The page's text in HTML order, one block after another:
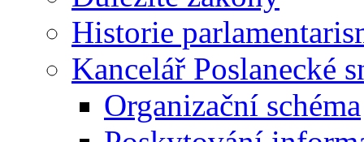
Historie
Kancelář Poslanecké
Organizační schéma